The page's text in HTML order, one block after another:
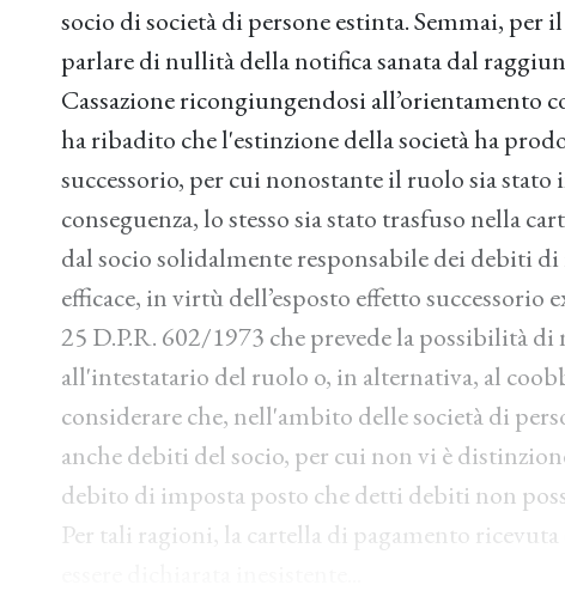
socio di società di persone estinta. Semmai, per
parlare di nullità della notifica sanata dal
Cassazione ricongiungendosi all’orientamento
ha ribadito che l'estinzione della società ha
successorio, per cui nonostante il ruolo sia stato
conseguenza, lo stesso sia stato trasfuso nella
dal socio solidalmente responsabile dei debiti
efficace, in virtù dell’esposto effetto successorio
25 D.P.R. 602/1973 che prevede la possibilità
all'intestatario del ruolo o, in alternativa, al
considerare che, nell'ambito delle società di
anche debiti del socio, per cui non vi è
debito di imposta posto che detti debiti non
Per tali ragioni, la cartella di pagamento